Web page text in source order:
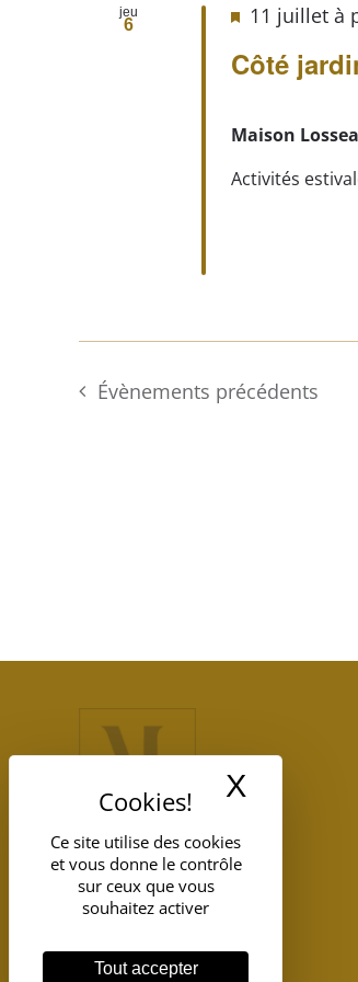
Ce site utilise des cookies
et vous donne le contrôle
sur ceux que vous
souhaitez activer
Tout accepter
X
jeu
6
Côté
11 juillet à
Maison
Activités
Évènements précédents